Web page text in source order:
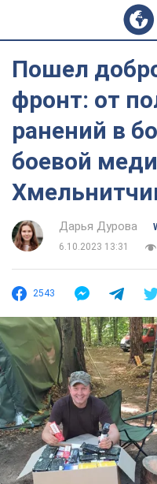
Пошел
фронт: от
ранений в
боевой
Дарья Дурова
6.10.2023 13:31
2543